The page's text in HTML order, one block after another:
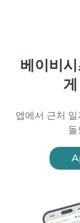
베이비
앱에서 근처
돌